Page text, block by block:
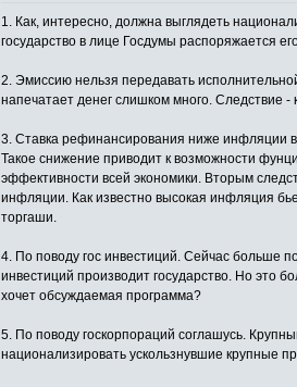
1. Как, интересно, должна выглядеть
государство в лице Госдумы распоряжается
2. Эмиссию нельзя передавать
напечатает денег слишком много. Следствие
3. Ставка рефинансирования ниже инфляции
Такое снижение приводит к возможности
эффективности всей экономики. Вторым
инфляции. Как известно высокая инфляция
торгаши.
4. По поводу гос инвестиций. Сейчас больше
инвестиций производит государство. Но это
хочет обсуждаемая программа?
5. По поводу госкорпораций соглашусь.
национализировать ускользнувшие крупные